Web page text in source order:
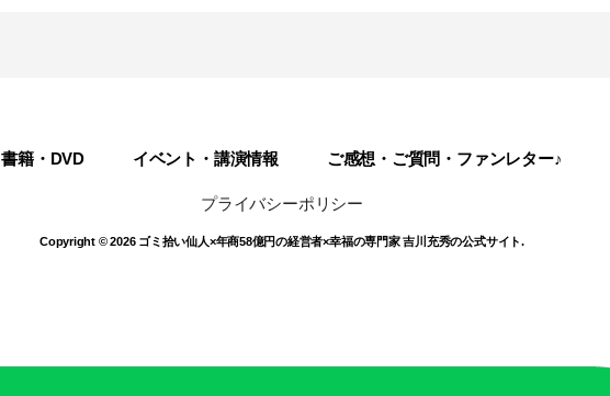
書籍・DVD イベント・講演情報 ご感想・ご質問・ファンレター♪
プライバシーポリシー
Copyright © 2026 ゴミ拾い仙人×年商58億円の経営者×幸福の専門家 吉川充秀の公式サイト.